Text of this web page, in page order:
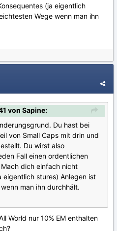
(ja eigentlich
Wege wenn man ihn
von Sapine:
Du hast bei
von Small Caps mit drin und
Du wirst also
Fall einen ordentlichen
dich einfach nicht
eigentlich stures) Anlegen ist
man ihn durchhält.
World nur 10% EM enthalten